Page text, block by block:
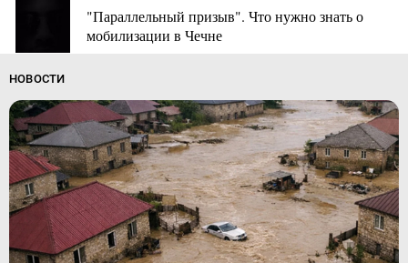
"Параллельный призыв". Что нужно знать о
мобилизации в Чечне
НОВОСТИ